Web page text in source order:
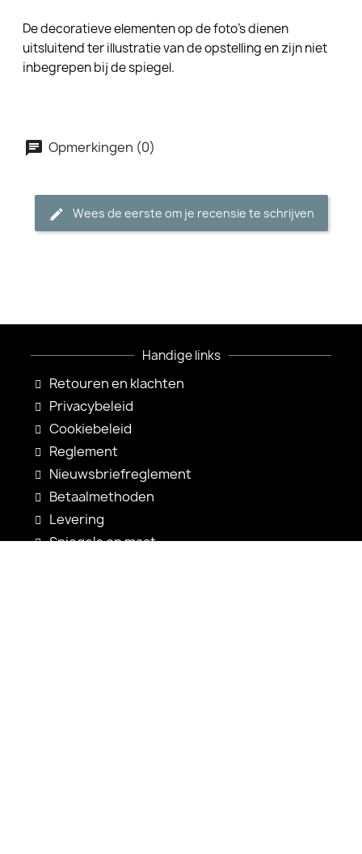
De decoratieve elementen op de foto's dienen
uitsluitend ter illustratie van de opstelling en zijn niet
inbegrepen bij de spiegel.
Opmerkingen (0)
Wees de eerste om je recensie te schrijven
Handige links
Retouren en klachten
Privacybeleid
Cookiebeleid
Reglement
Nieuwsbriefreglement
Betaalmethoden
Levering
Spiegels op maat